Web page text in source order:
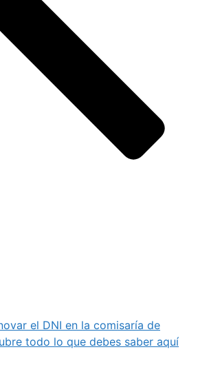
el DNI en la comisaría de
todo lo que debes saber aquí